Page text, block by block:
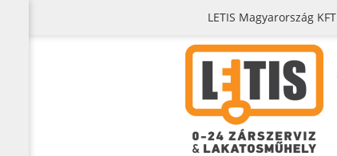
LETIS Magyarország KFT